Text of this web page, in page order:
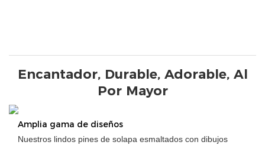
Encantador, Durable, Adorable, Al
Por Mayor
Amplia gama de diseños
Nuestros lindos pines de solapa esmaltados con dibujos